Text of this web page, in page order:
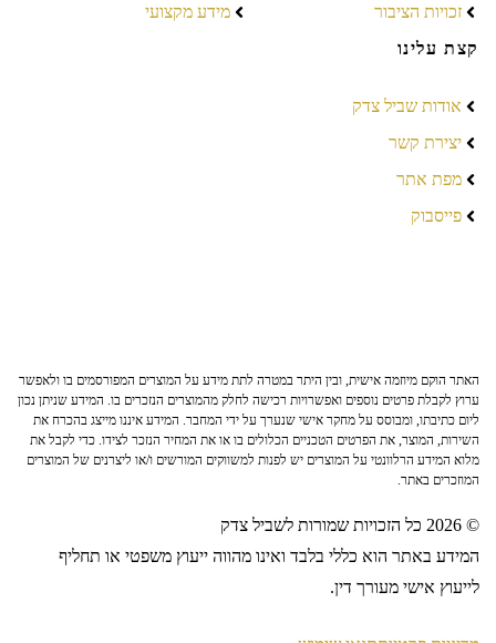
זכויות הציבור
מידע מקצועי
קצת עלינו
אודות שביל צדק
יצירת קשר
מפת אתר
פייסבוק
האתר הוקם מיוזמה אישית, ובין היתר במטרה לתת מידע על המוצרים המפורסמים בו ולאפשר
ערוץ לקבלת פרטים נוספים ואפשרויות רכישה לחלק מהמוצרים הנזכרים בו. המידע שניתן נכון
ליום כתיבתו, ומבוסס על מחקר אישי שנערך על ידי המחבר. המידע איננו מייצג בהכרח את
השירות, המוצר, את הפרטים הטכניים הכלולים בו או את המחיר הנזכר לצידו. כדי לקבל את
מלוא המידע הרלוונטי על המוצרים יש לפנות למשווקים המורשים ו/או ליצרנים של המוצרים
המוזכרים באתר.
© 2026 כל הזכויות שמורות לשביל צדק
המידע באתר הוא כללי בלבד ואינו מהווה ייעוץ משפטי או תחליף
לייעוץ אישי מעורך דין.